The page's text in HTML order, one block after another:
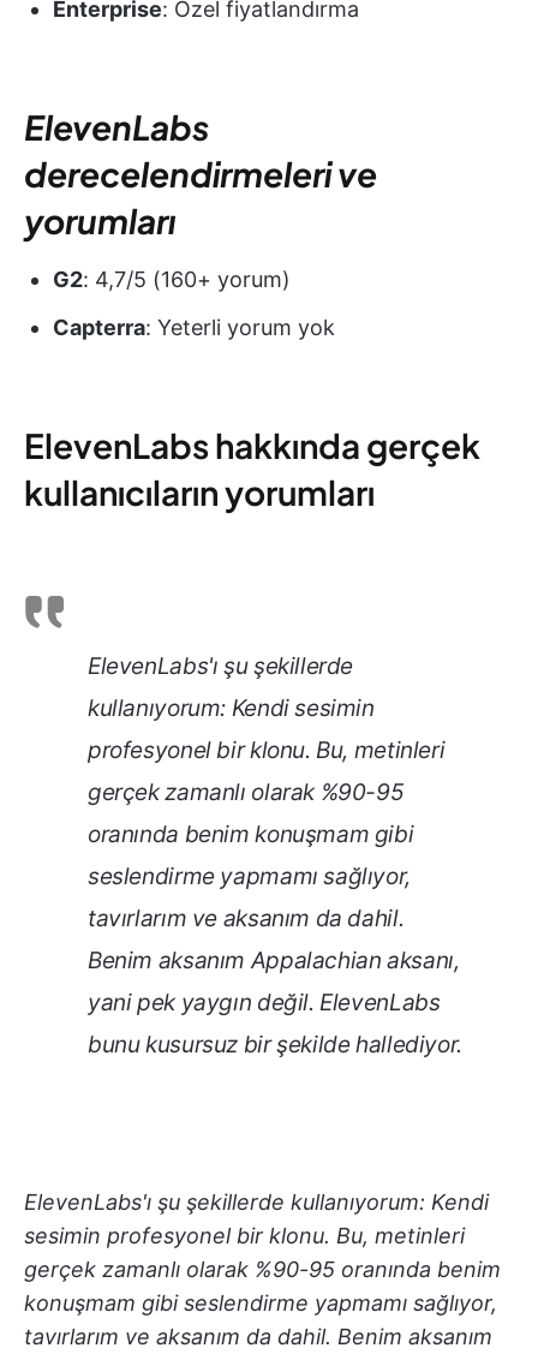
Enterprise: Özel fiyatlandırma
ElevenLabs
derecelendirmeleri ve
yorumları
G2: 4,7/5 (160+ yorum)
Capterra: Yeterli yorum yok
ElevenLabs hakkında gerçek
kullanıcıların yorumları
ElevenLabs'ı şu şekillerde
kullanıyorum: Kendi sesimin
profesyonel bir klonu. Bu, metinleri
gerçek zamanlı olarak %90-95
oranında benim konuşmam gibi
seslendirme yapmamı sağlıyor,
tavırlarım ve aksanım da dahil.
Benim aksanım Appalachian aksanı,
yani pek yaygın değil. ElevenLabs
bunu kusursuz bir şekilde hallediyor.
ElevenLabs'ı şu şekillerde kullanıyorum: Kendi
sesimin profesyonel bir klonu. Bu, metinleri
gerçek zamanlı olarak %90-95 oranında benim
konuşmam gibi seslendirme yapmamı sağlıyor,
tavırlarım ve aksanım da dahil. Benim aksanım